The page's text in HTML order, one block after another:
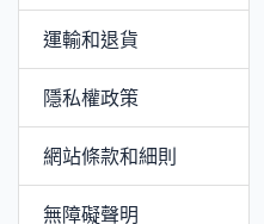
運輸和退貨
隱私權政策
網站條款和細則
無障礙聲明